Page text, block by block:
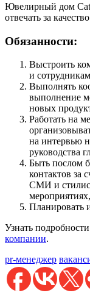
Ювелирный дом
отвечать за
Обязанности:
Выстроить
и
Выполнять
выполнение
новых
Работать на
на интервью
руководства
Быть послом
контактов за
СМИ и
Планировать
Узнать
компании.
pr-менеджер